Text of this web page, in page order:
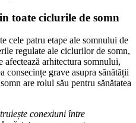
toate ciclurile de somn
cele patru etape ale somnului de
regulate ale ciclurilor de somn,
afectează arhitectura somnului,
consecințe grave asupra sănătății
are rolul său pentru sănătatea
conexiuni între